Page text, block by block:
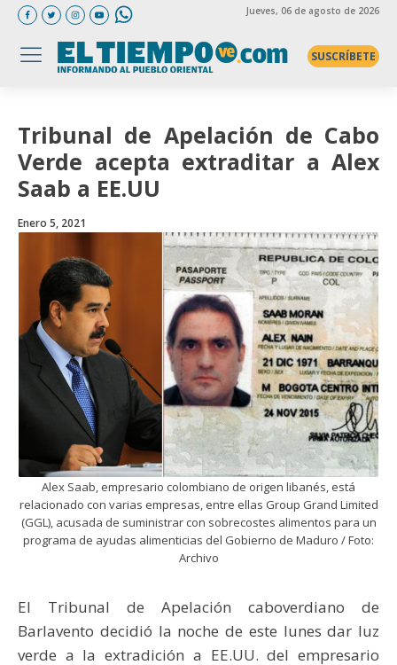
Jueves, 06 de agosto de 2026
SUSCRÍBETE
Tribunal de Apelación de Cabo
Verde acepta extraditar a Alex
Saab a EE.UU
Enero 5, 2021
Alex Saab, empresario colombiano de origen libanés, está
relacionado con varias empresas, entre ellas Group Grand Limited
(GGL), acusada de suministrar con sobrecostes alimentos para un
programa de ayudas alimenticias del Gobierno de Maduro / Foto:
Archivo
El Tribunal de Apelación caboverdiano de
Barlavento decidió la noche de este lunes dar luz
verde a la extradición a EE.UU. del empresario